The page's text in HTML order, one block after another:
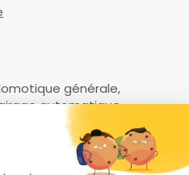
générale,
automatique,
et vidéosurveillance,
mise en conformité